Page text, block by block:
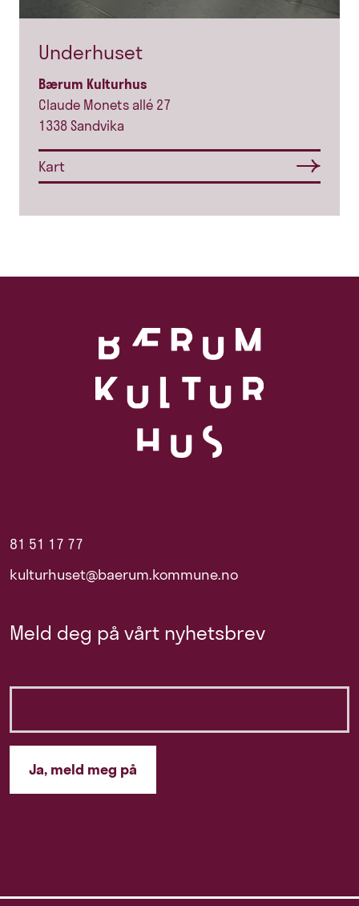
Underhuset
Bærum Kulturhus
Claude Monets allé 27
1338 Sandvika
Kart
81 51 17 77
kulturhuset@baerum.kommune.no
Meld deg på vårt nyhetsbrev